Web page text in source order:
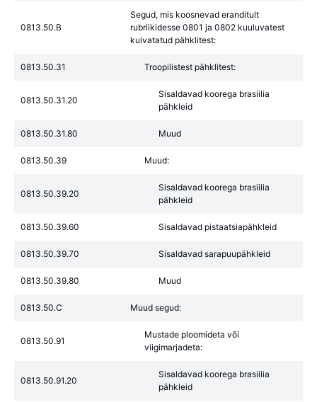
0813.50.B
Segud, mis koosnevad eranditult
rubriikidesse 0801 ja 0802 kuuluvatest
kuivatatud pähklitest:
0813.50.31 Troopilistest pähklitest:
0813.50.31.20
Sisaldavad koorega brasiilia
pähkleid
0813.50.31.80 Muud
0813.50.39 Muud:
0813.50.39.20
Sisaldavad koorega brasiilia
pähkleid
0813.50.39.60 Sisaldavad pistaatsiapähkleid
0813.50.39.70 Sisaldavad sarapuupähkleid
0813.50.39.80 Muud
0813.50.C Muud segud:
0813.50.91
Mustade ploomideta või
viigimarjadeta:
0813.50.91.20
Sisaldavad koorega brasiilia
pähkleid